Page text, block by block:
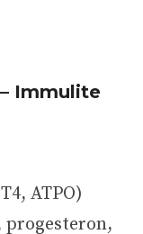
Immulite
ATPO)
progesteron,